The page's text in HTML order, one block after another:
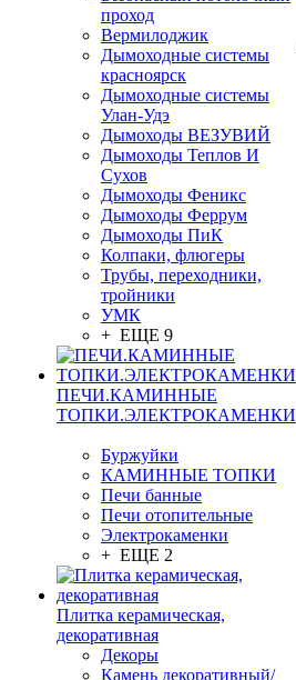
проход
Вермилоджик
Дымоходные системы
красноярск
Дымоходные системы
Улан-Удэ
Дымоходы ВЕЗУВИЙ
Дымоходы Теплов И
Сухов
Дымоходы Феникс
Дымоходы Феррум
Дымоходы ПиК
Колпаки, флюгеры
Трубы, переходники,
тройники
УМК
+ ЕЩЕ 9
ПЕЧИ.КАМИННЫЕ
ТОПКИ.ЭЛЕКТРОКАМЕНКИ
Буржуйки
КАМИННЫЕ ТОПКИ
Печи банные
Печи отопительные
Электрокаменки
+ ЕЩЕ 2
Плитка керамическая,
декоративная
Декоры
Камень декоративный/